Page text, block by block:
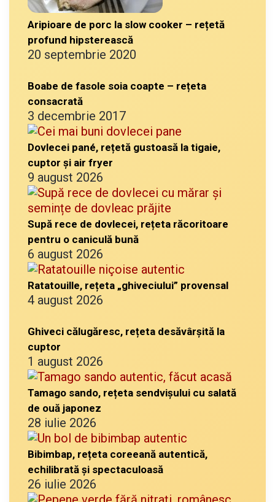
Aripioare de porc la slow cooker – rețetă
profund hipsterească
20 septembrie 2020
Boabe de fasole soia coapte – rețeta
consacrată
3 decembrie 2017
Dovlecei pané, rețetă gustoasă la tigaie,
cuptor și air fryer
9 august 2026
Supă rece de dovlecei, rețeta răcoritoare
pentru o caniculă bună
6 august 2026
Ratatouille, rețeta „ghiveciului” provensal
4 august 2026
Ghiveci călugăresc, rețeta desăvârșită la
cuptor
1 august 2026
Tamago sando, rețeta sendvișului cu salată
de ouă japonez
28 iulie 2026
Bibimbap, rețeta coreeană autentică,
echilibrată și spectaculoasă
26 iulie 2026